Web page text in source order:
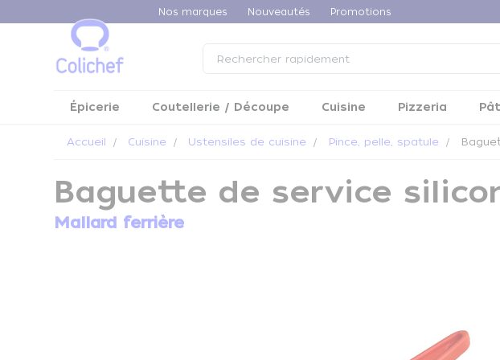
Panneau de gestion des cookiesNos marques Nouveautés Promotions
Épicerie Coutellerie / Découpe Cuisine Pizzeria
Accueil Cuisine Ustensiles de cuisine Pince, pelle, spatule
Baguette de service
Mallard ferrière